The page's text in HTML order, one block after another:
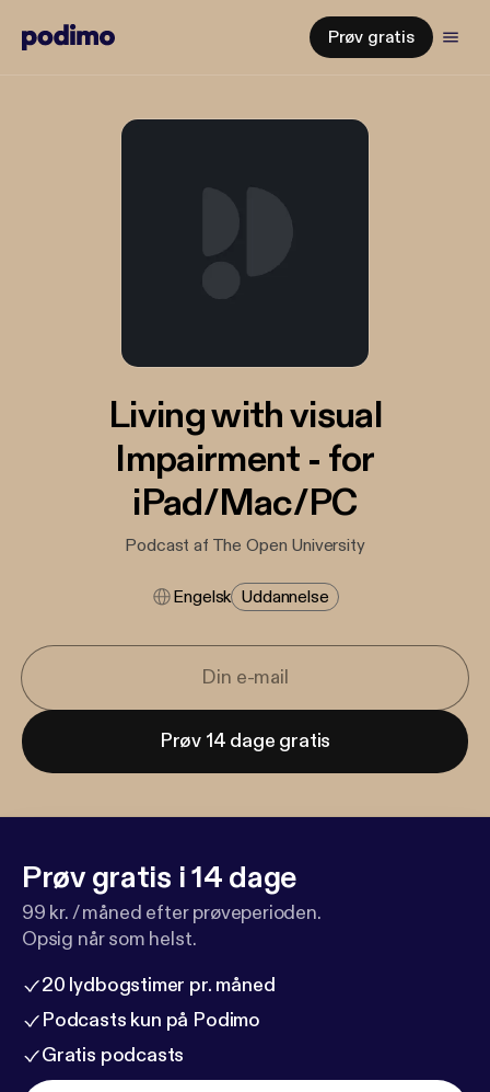
Prøv gratis
Living with visual
Impairment - for
iPad/Mac/PC
Podcast af The Open University
Engelsk Uddannelse
Prøv 14 dage gratis
Prøv gratis i 14 dage
99 kr. / måned efter prøveperioden.
Opsig når som helst.
20 lydbogstimer pr. måned
Podcasts kun på Podimo
Gratis podcasts